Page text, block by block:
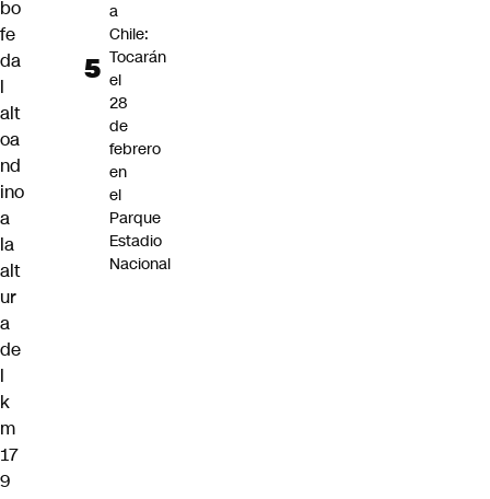
bo
fe
da
l
alt
oa
nd
ino
a
la
alt
ur
a
de
l
k
m
17
9
a
Chile:
Tocarán
el
28
de
febrero
en
el
Parque
Estadio
Nacional